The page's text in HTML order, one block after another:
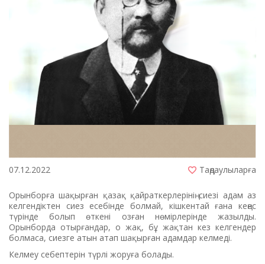
07.12.2022 Таңдаулыларға
Орынборға шақырған қазақ қайраткерлерінің сиезі адам аз
келгендіктен сиез есебінде болмай, кішкентай ғана кеңес
түрінде болып өткені озған нөмірлерінде жазылды.
Орынборда отырғандар, о жақ, бұ жақтан кез келгендер
болмаса, сиезге атын атап шақырған адамдар келмеді.
Келмеу себептерін түрлі жоруға болады.